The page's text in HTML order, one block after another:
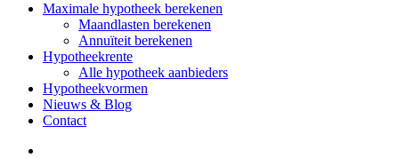
Maximale hypotheek berekenen
Maandlasten berekenen
Annuïteit berekenen
Hypotheekrente
Alle hypotheek aanbieders
Hypotheekvormen
Nieuws & Blog
Contact